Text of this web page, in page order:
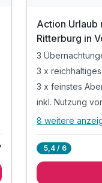
Action Urlaub
Ritterburg in
3
3 x
3 x feinstes
inkl. Nutzung
Alle
3 x
8 weitere
5,4 / 6